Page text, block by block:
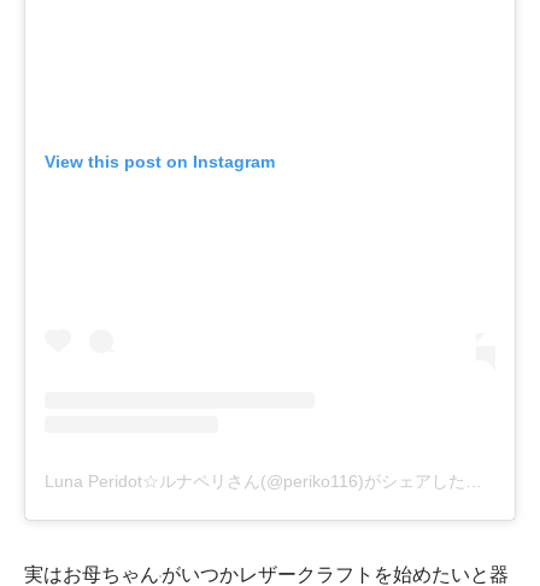
View this post on Instagram
実はお母ちゃん がいつかレザークラフトを始めたいと器